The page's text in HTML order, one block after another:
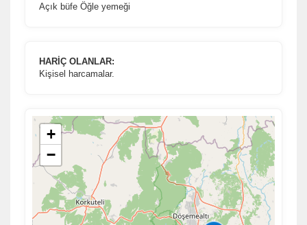
Açık büfe Öğle yemeği
HARİÇ OLANLAR:
Kişisel harcamalar.
+
−